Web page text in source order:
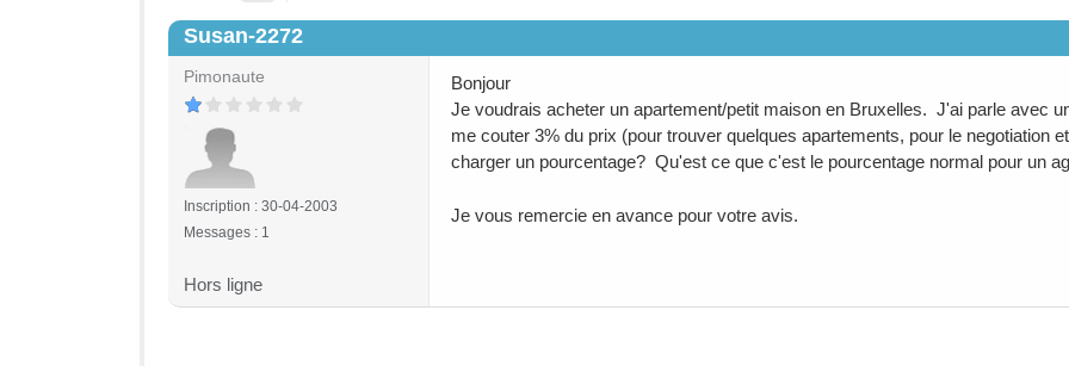
Susan-2272
Pimonaute
Inscription : 30-04-2003
Messages : 1
Bonjour
Je voudrais acheter un apartement/petit maison en Bruxelles. J'ai parle avec
me couter 3% du prix (pour trouver quelques apartements, pour le negotiation
charger un pourcentage? Qu'est ce que c'est le pourcentage normal pour un
Je vous remercie en avance pour votre avis.
Hors ligne